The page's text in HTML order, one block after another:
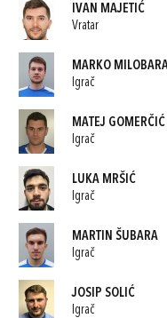
IVAN MAJETIĆ
Vratar
MARKO
Igrač
MATEJ GOMERČIĆ
Igrač
LUKA MRŠIĆ
Igrač
MARTIN ŠUBARA
Igrač
JOSIP SOLIĆ
Igrač